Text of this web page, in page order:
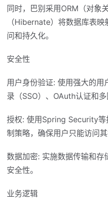
同时，巴别采用ORM（对象
（Hibernate）将数据库表
问和持久化。
安全性
用户身份验证: 使用强大的
录（SSO）、OAuth认证和多
授权: 使用Spring Security
制策略，确保用户只能访问其
数据加密: 实施数据传输和存
安全性。
业务逻辑